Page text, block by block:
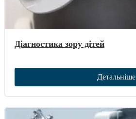
Діагностика зору дітей
Детальніше